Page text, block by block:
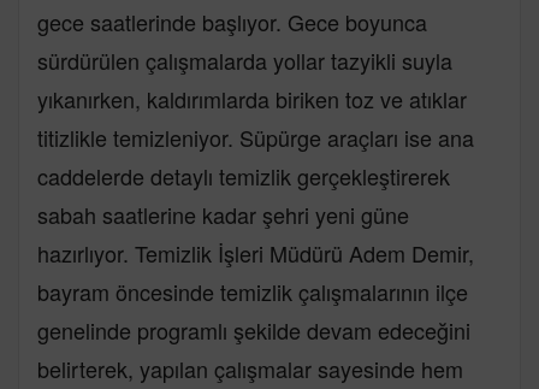
gece saatlerinde başlıyor. Gece boyunca
sürdürülen çalışmalarda yollar tazyikli suyla
yıkanırken, kaldırımlarda biriken toz ve atıklar
titizlikle temizleniyor. Süpürge araçları ise ana
caddelerde detaylı temizlik gerçekleştirerek
sabah saatlerine kadar şehri yeni güne
hazırlıyor. Temizlik İşleri Müdürü Adem Demir,
bayram öncesinde temizlik çalışmalarının ilçe
genelinde programlı şekilde devam edeceğini
belirterek, yapılan çalışmalar sayesinde hem